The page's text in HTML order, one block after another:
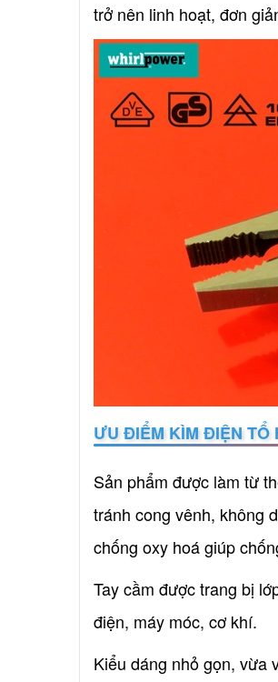
trở nên linh hoạt, đơn
ƯU ĐIỂM KÌM ĐIỆN TỔ
Sản phẩm được làm từ
tránh cong vênh, không
chống oxy hoá giúp
Tay cầm được trang bị
điện, máy móc, cơ khí.
Kiểu dáng nhỏ gọn, vừa